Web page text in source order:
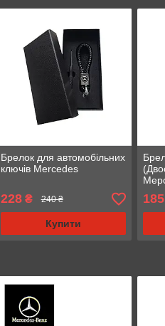
Брелок для автомобільних
ключів Mercedes
228₴ 240 ₴
Купити